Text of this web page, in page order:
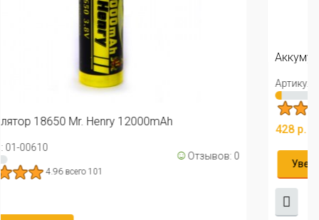
0
Аккумулятор 18650 Sony VTC6 3120mAh 30/80A
Артикул: 01-00567 ☺
428 р.